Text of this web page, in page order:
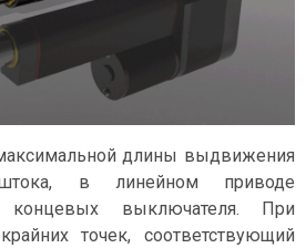
длины выдвижения
в линейном приводе
выключателя. При
точек, соответствующий